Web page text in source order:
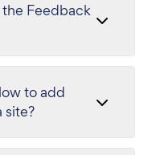
Feedback
to add
site?